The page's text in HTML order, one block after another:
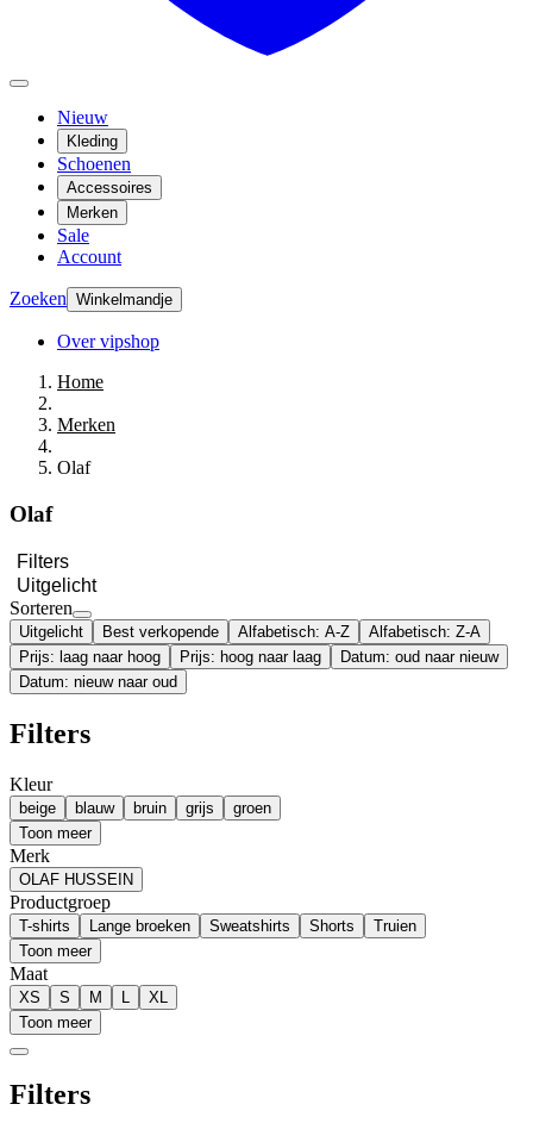
Nieuw
Kleding
Schoenen
Accessoires
Merken
Sale
Account
Zoeken Winkelmandje
Over vipshop
Home
Merken
Olaf
Olaf
Filters
Uitgelicht
Sorteren
Uitgelicht Best verkopende Alfabetisch: A-Z
Alfabetisch: Z-A
Prijs: laag naar hoog
Prijs: hoog naar laag
Datum: oud naar nieuw
Datum: nieuw naar oud
Filters
Kleur
beige blauw bruin grijs
groen
Toon meer
Merk
OLAF HUSSEIN
Productgroep
T-shirts Lange broeken Sweatshirts Shorts
Truien
Toon meer
Maat
XS S M L
XL
Toon meer
Filters